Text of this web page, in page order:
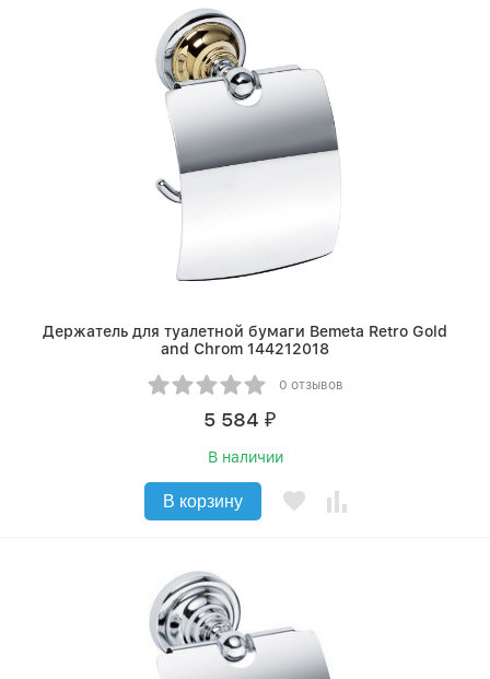
Держатель для туалетной бумаги Bemeta Retro Gold
and Сhrom 144212018
0 отзывов
5 584 ₽
В наличии
В корзину